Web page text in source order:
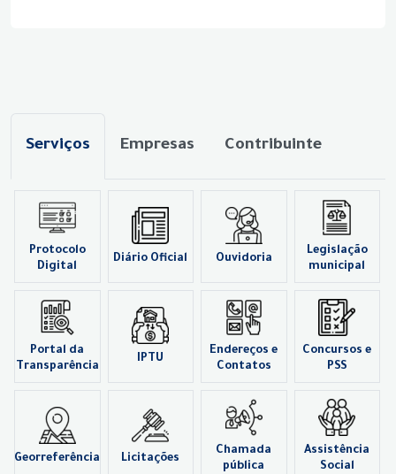
Serviços Empresas Contribuinte
Protocolo
Digital
Diário Oficial Ouvidoria
Legislação
municipal
Portal da
Transparência
IPTU
Endereços e
Contatos
Concursos e
PSS
Georreferência Licitações
Chamada
pública
Assistência
Social